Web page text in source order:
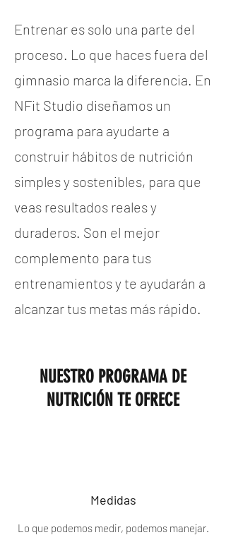
Entrenar es solo una parte del
proceso. Lo que haces fuera del
gimnasio marca la diferencia. En
NFit Studio diseñamos un
programa para ayudarte a
construir hábitos de nutrición
simples y sostenibles, para que
veas resultados reales y
duraderos. Son el mejor
complemento para tus
entrenamientos y te ayudarán a
alcanzar tus metas más rápido.
NUESTRO PROGRAMA DE
NUTRICIÓN TE OFRECE
Medidas
Lo que podemos medir, podemos manejar.